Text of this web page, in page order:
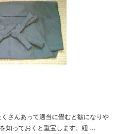
さんあって適当に畳むと皺になりや
知っておくと重宝します。紐 ...